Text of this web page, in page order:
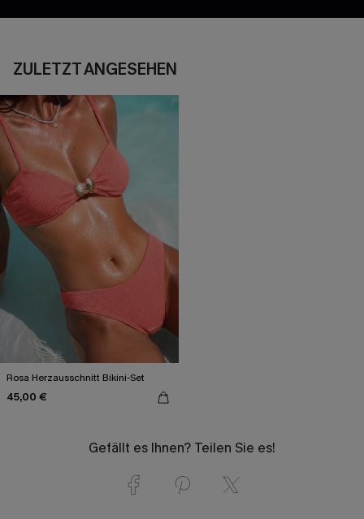
ZULETZT ANGESEHEN
Rosa Herzausschnitt Bikini-Set
45,00 €
Gefällt es Ihnen? Teilen Sie es!